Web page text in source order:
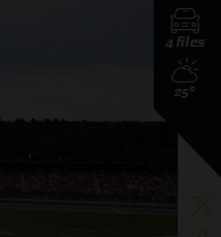
4 files
25°